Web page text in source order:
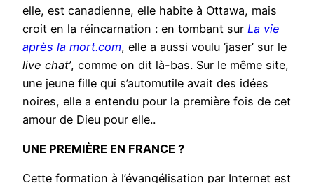
elle, est canadienne, elle habite à Ottawa, mais
croit en la réincarnation : en tombant sur La vie
après la mort.com, elle a aussi voulu ‘jaser’ sur le
live chat’, comme on dit là-bas. Sur le même site,
une jeune fille qui s’automutile avait des idées
noires, elle a entendu pour la première fois de cet
amour de Dieu pour elle..
UNE PREMIÈRE EN FRANCE ?
Cette formation à l’évangélisation par Internet est